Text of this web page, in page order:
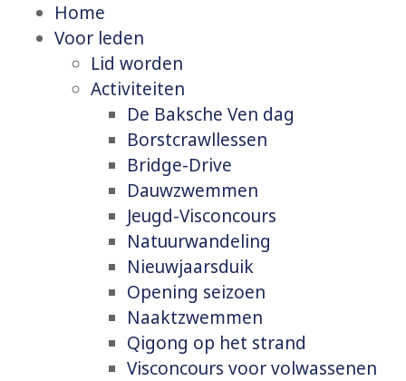
Home
Voor leden
Lid worden
Activiteiten
De Baksche Ven dag
Borstcrawllessen
Bridge-Drive
Dauwzwemmen
Jeugd-Visconcours
Natuurwandeling
Nieuwjaarsduik
Opening seizoen
Naaktzwemmen
Qigong op het strand
Visconcours voor volwassenen